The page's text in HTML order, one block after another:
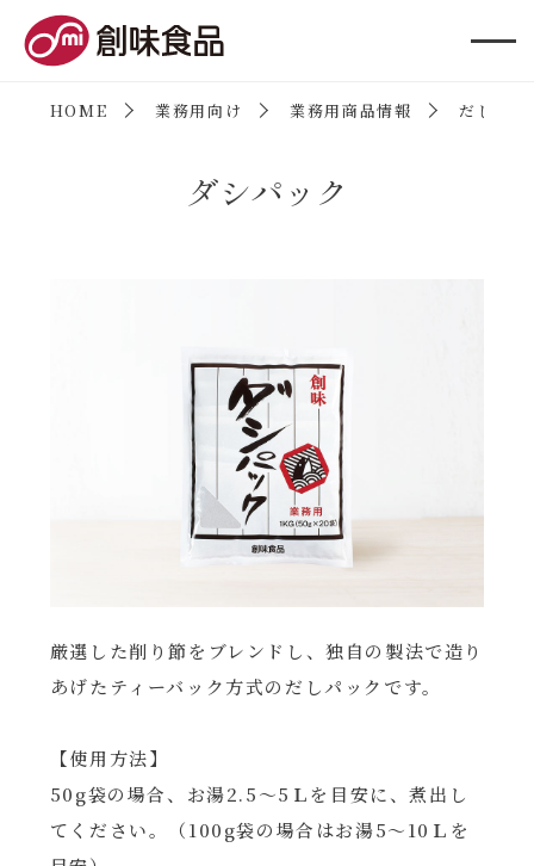
HOME 業務用向け 業務用商品情報 だしの
ダシパック
厳選した削り節をブレンドし、独自の製法で造り
あげたティーバック方式のだしパックです。
【使用方法】
50g袋の場合、お湯2.5～5Ｌを目安に、煮出し
てください。（100g袋の場合はお湯5～10Ｌを